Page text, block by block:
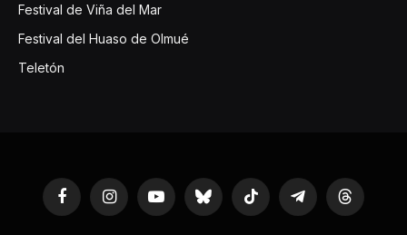
Festival de Viña del Mar
Festival del Huaso de Olmué
Teletón
FacebookInstagramYouTubeBluesky TikTok TelegramThreads